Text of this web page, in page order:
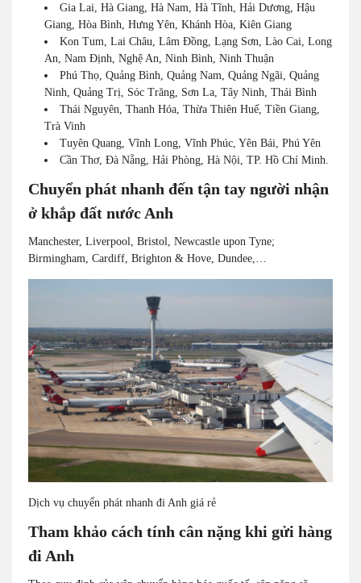
Gia Lai, Hà Giang, Hà Nam, Hà Tĩnh, Hải Dương, Hậu
Giang, Hòa Bình, Hưng Yên, Khánh Hòa, Kiên Giang
Kon Tum, Lai Châu, Lâm Đồng, Lạng Sơn, Lào Cai, Long
An, Nam Định, Nghệ An, Ninh Bình, Ninh Thuận
Phú Thọ, Quảng Bình, Quảng Nam, Quảng Ngãi, Quảng
Ninh, Quảng Trị, Sóc Trăng, Sơn La, Tây Ninh, Thái Bình
Thái Nguyên, Thanh Hóa, Thừa Thiên Huế, Tiền Giang,
Trà Vinh
Tuyên Quang, Vĩnh Long, Vĩnh Phúc, Yên Bái, Phú Yên
Cần Thơ, Đà Nẵng, Hải Phòng, Hà Nội, TP. Hồ Chí Minh.
Chuyển phát nhanh đến tận tay người nhận
ở khắp đất nước Anh
Manchester, Liverpool, Bristol, Newcastle upon Tyne;
Birmingham, Cardiff, Brighton & Hove, Dundee,…
Dịch vụ chuyển phát nhanh đi Anh giá rẻ
Tham khảo cách tính cân nặng khi gửi hàng
đi Anh